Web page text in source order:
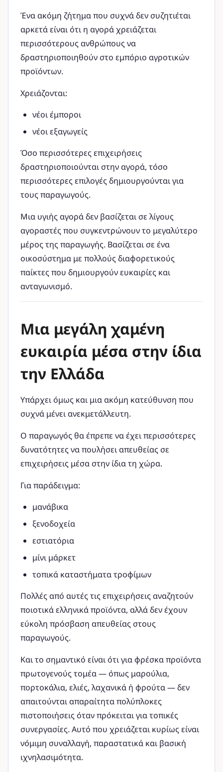
Ένα ακόμη ζήτημα που συχνά δεν συζητιέται
αρκετά είναι ότι η αγορά χρειάζεται
περισσότερους ανθρώπους να
δραστηριοποιηθούν στο εμπόριο αγροτικών
προϊόντων.
Χρειάζονται:
νέοι έμποροι
νέοι εξαγωγείς
Όσο περισσότερες επιχειρήσεις
δραστηριοποιούνται στην αγορά, τόσο
περισσότερες επιλογές δημιουργούνται για
τους παραγωγούς.
Μια υγιής αγορά δεν βασίζεται σε λίγους
αγοραστές που συγκεντρώνουν το μεγαλύτερο
μέρος της παραγωγής. Βασίζεται σε ένα
οικοσύστημα με πολλούς διαφορετικούς
παίκτες που δημιουργούν ευκαιρίες και
ανταγωνισμό.
Μια μεγάλη χαμένη
ευκαιρία μέσα στην ίδια
την Ελλάδα
Υπάρχει όμως και μια ακόμη κατεύθυνση που
συχνά μένει ανεκμετάλλευτη.
Ο παραγωγός θα έπρεπε να έχει περισσότερες
δυνατότητες να πουλήσει απευθείας σε
επιχειρήσεις μέσα στην ίδια τη χώρα.
Για παράδειγμα:
μανάβικα
ξενοδοχεία
εστιατόρια
μίνι μάρκετ
τοπικά καταστήματα τροφίμων
Πολλές από αυτές τις επιχειρήσεις αναζητούν
ποιοτικά ελληνικά προϊόντα, αλλά δεν έχουν
εύκολη πρόσβαση απευθείας στους
παραγωγούς.
Και το σημαντικό είναι ότι για φρέσκα προϊόντα
πρωτογενούς τομέα — όπως μαρούλια,
πορτοκάλια, ελιές, λαχανικά ή φρούτα — δεν
απαιτούνται απαραίτητα πολύπλοκες
πιστοποιήσεις όταν πρόκειται για τοπικές
συνεργασίες. Αυτό που χρειάζεται κυρίως είναι
νόμιμη συναλλαγή, παραστατικά και βασική
ιχνηλασιμότητα.